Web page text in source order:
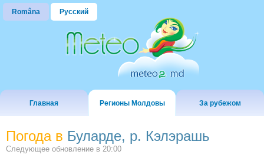
Româna Русский
Главная Регионы Молдовы За рубежом
Погода в Буларде, р. Кэлэрашь
Следующее обновление в 20:00